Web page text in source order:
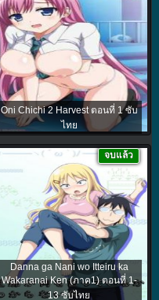
Oni Chichi 2 Harvest ตอนที่ 1 ซับ
ไทย
Danna ga Nani wo Itteiru ka
Wakaranai Ken (ภาค1) ตอนที่ 1-
13 ซับไทย
จบแล้ว